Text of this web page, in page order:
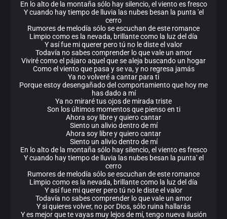
En lo alto de la montaña sólo hay silencio, el viento es fresco
Y cuando hay tiempo de lluvia las nubes besan la punta 'el
cerro
Rumores de melodía sólo se escuchan de este romance
Limpio como es la nevada, brillante como la luz del día
Y así fue mi querer pero tú no le diste el valor
Todavía no sabes comprender lo que vale un amor
Viviré como el pájaro aquel que se aleja buscando un hogar
Como el viento que pasa y se va, y no regresa jamás
Ya no volveré a cantar para ti
Porque estoy desengañado del comportamiento que hoy me
has dado a mí
Ya no miraré tus ojos de mirada triste
Son los últimos momentos que pienso en ti
Ahora soy libre y quiero cantar
Siento un alivio dentro de mí
Ahora soy libre y quiero cantar
Siento un alivio dentro de mí
En lo alto de la montaña sólo hay silencio, el viento es fresco
Y cuando hay tiempo de lluvia las nubes besan la punta' el
cerro
Rumores de melodía sólo se escuchan de este romance
Limpio como es la nevada, brillante como la luz del día
Y así fue mi querer pero tú no le diste el valor
Todavía no sabes comprender lo que vale un amor
Y si quieres volver, no por Dios, sólo ruina hallarás
Y es mejor que te vayas muy lejos de mí, tengo nueva ilusión